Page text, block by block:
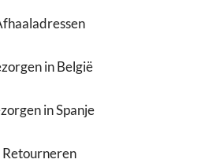
in België
in Spanje
Retourneren